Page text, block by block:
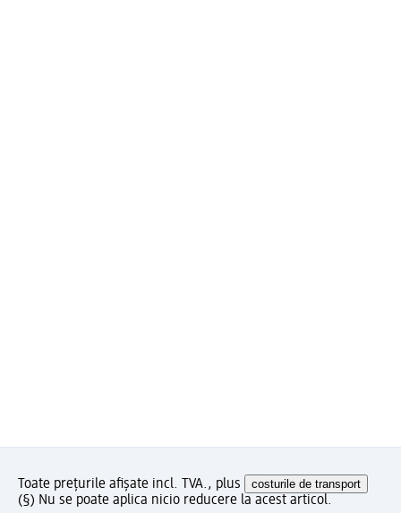
Toate prețurile afișate incl. TVA., plus costurile de transport
(§) Nu se poate aplica nicio reducere la acest articol.